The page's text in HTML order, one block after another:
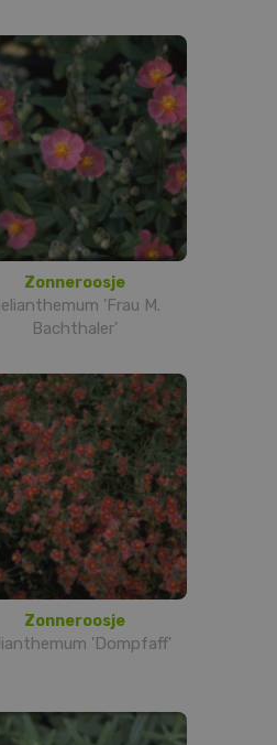
Zonneroosje
'Frau M.
Bachthaler'
Zonneroosje
'Dompfaff'